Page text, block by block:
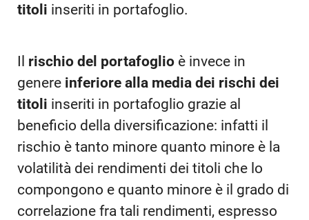
titoli inseriti in portafoglio.
Il rischio del portafoglio è invece in
genere inferiore alla media dei rischi dei
titoli inseriti in portafoglio grazie al
beneficio della diversificazione: infatti il
rischio è tanto minore quanto minore è la
volatilità dei rendimenti dei titoli che lo
compongono e quanto minore è il grado di
correlazione fra tali rendimenti, espresso